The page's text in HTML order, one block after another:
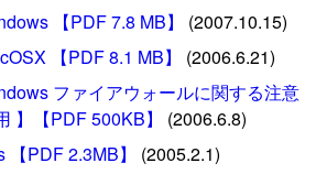
【PDF 7.8 MB】
(2007.10.15)
【PDF 8.1 MB】
(2006.6.21)
ファイアウォールに関する注意
】【PDF 500KB】
(2006.6.8)
PDF 2.3MB】
(2005.2.1)